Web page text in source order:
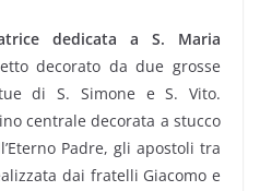
dedicata a S. Maria
decorato da due grosse
di S. Simone e S. Vito.
centrale decorata a stucco
Padre, gli apostoli tra
dai fratelli Giacomo e